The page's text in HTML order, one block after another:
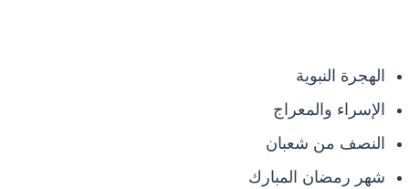
الهجرة النبوية
الإسراء والمعراج
النصف من شعبان
شهر رمضان المبارك